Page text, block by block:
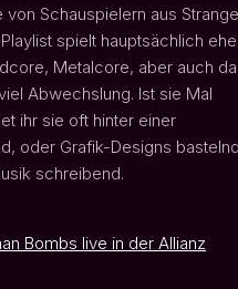
Schauspielern aus
spielt hauptsächlich
Metalcore, aber auch
Abwechslung. Ist sie Mal
ihr sie oft hinter einer
oder Grafik-Designs
schreibend.